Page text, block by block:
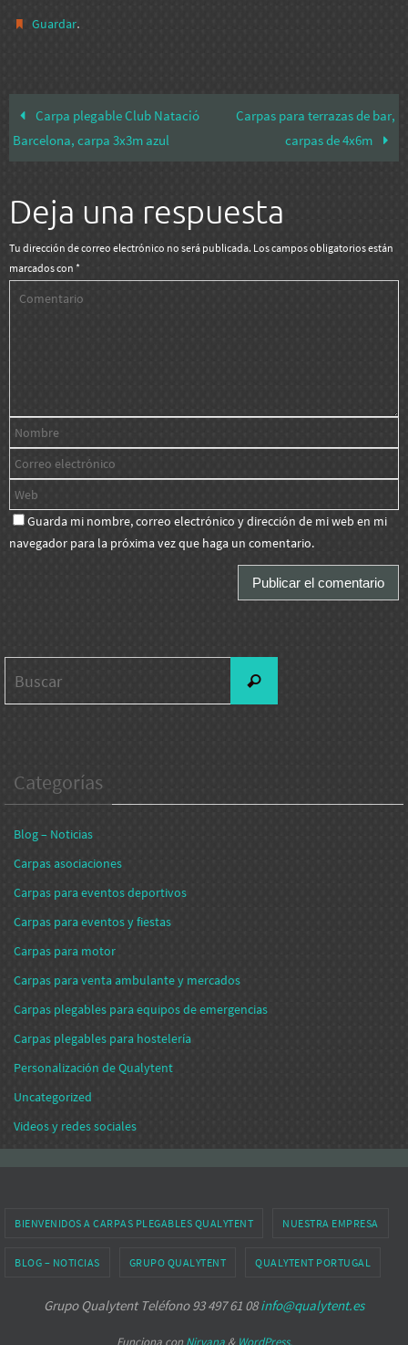
Guardar.
Carpa plegable Club Natació
Barcelona, carpa 3x3m azul
Carpas para terrazas de bar,
carpas de 4x6m
Deja una respuesta
Tu dirección de correo electrónico no será publicada. Los campos obligatorios están
marcados con *
Guarda mi nombre, correo electrónico y dirección de mi web en mi
navegador para la próxima vez que haga un comentario.
Buscar
Categorías
Blog – Noticias
Carpas asociaciones
Carpas para eventos deportivos
Carpas para eventos y fiestas
Carpas para motor
Carpas para venta ambulante y mercados
Carpas plegables para equipos de emergencias
Carpas plegables para hostelería
Personalización de Qualytent
Uncategorized
Videos y redes sociales
BIENVENIDOS A CARPAS PLEGABLES QUALYTENT NUESTRA EMPRESA
BLOG – NOTICIAS GRUPO QUALYTENT QUALYTENT PORTUGAL
Grupo Qualytent Teléfono 93 497 61 08info@qualytent.es